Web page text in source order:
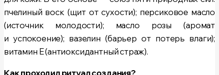
пчелиный воск (щит от сухости); персиковое масло
(источник молодости); масло розы (аромат
и успокоение); вазелин (барьер от потерь влаги);
витамин Е (антиоксидантный страж).
Как проходил ритуал создания?